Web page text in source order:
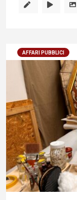
AFFARI PUBBLICI